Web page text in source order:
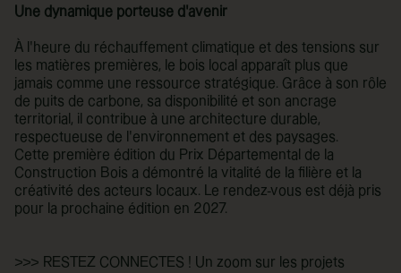
Une dynamique porteuse d’avenir
À l’heure du réchauffement climatique et des tensions sur
les matières premières, le bois local apparaît plus que
jamais comme une ressource stratégique. Grâce à son rôle
de puits de carbone, sa disponibilité et son ancrage
territorial, il contribue à une architecture durable,
respectueuse de l’environnement et des paysages.
Cette première édition du Prix Départemental de la
Construction Bois a démontré la vitalité de la filière et la
créativité des acteurs locaux. Le rendez-vous est déjà pris
pour la prochaine édition en 2027.
>>> RESTEZ CONNECTES ! Un zoom sur les projets